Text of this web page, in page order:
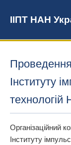
ІІПТ НАН
Інституту
технологій
Організаційний
Інституту